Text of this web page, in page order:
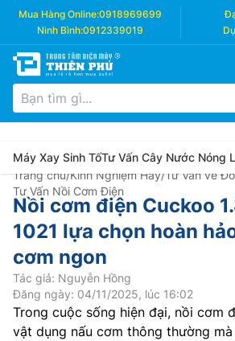
Mua Hàng Online:0918969699
Ninh Bình:0912339019
Máy Xay Sinh TốTư Vấn Cây Nước Nóng
Trang chủ/Kinh Nghiệm Hay/Tư Vấn về
Tư Vấn Nồi Cơm Điện
Nồi cơm điện Cuckoo
1021 lựa chọn hoàn
cơm ngon
Tác giả: Nguyễn Hồng
Đăng ngày: 04/11/2025, lúc 16:02
Trong cuộc sống hiện đại, nồi cơm
vật dụng nấu cơm thông thường